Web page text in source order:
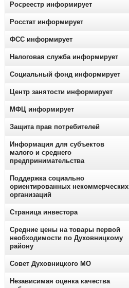
Росреестр информирует
Росстат информирует
ФСС информирует
Налоговая служба информирует
Социальный фонд информирует
Центр занятости информирует
МФЦ информирует
Защита прав потребителей
Информация для субъектов
малого и среднего
предпринимательства
Поддержка социально
ориентированных некоммерческих
организаций
Страница инвестора
Средние цены на товары первой
необходимости по Духовницкому
району
Совет Духовницкого МО
Независимая оценка качества